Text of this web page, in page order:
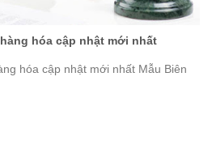
hóa cập nhật mới nhất
hóa cập nhật mới nhất Mẫu Biên